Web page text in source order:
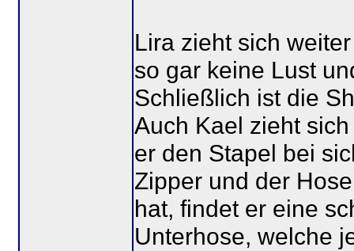
Lira zieht sich
so gar keine Lust
Schließlich ist die
Auch Kael zieht
er den Stapel bei
Zipper und der
hat, findet er eine
Unterhose, welche